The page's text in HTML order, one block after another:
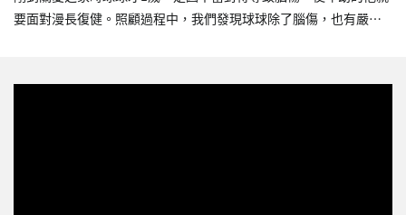
要面對漫長復健。照顧過程中，我們發現球球除了腦傷，也有嚴重
職能早療，陪伴他一點一點練習。3年的陪伴，原本全身無力、長期